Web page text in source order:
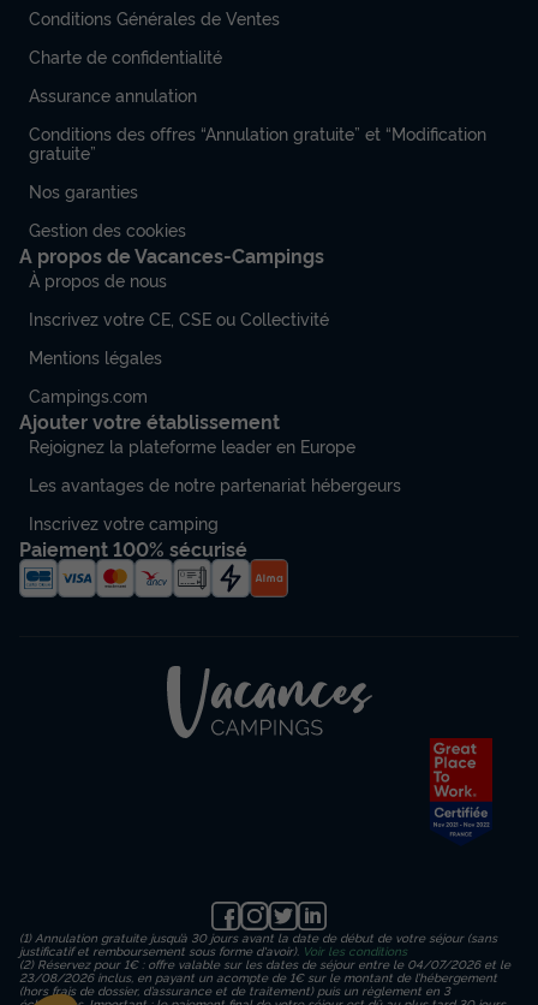
Conditions Générales de Ventes
Charte de confidentialité
Assurance annulation
Conditions des offres “Annulation gratuite” et “Modification
gratuite”
Nos garanties
Gestion des cookies
A propos de Vacances-Campings
À propos de nous
Inscrivez votre CE, CSE ou Collectivité
Mentions légales
Campings.com
Ajouter votre établissement
Rejoignez la plateforme leader en Europe
Les avantages de notre partenariat hébergeurs
Inscrivez votre camping
Paiement 100% sécurisé
(1) Annulation gratuite jusqu’à 30 jours avant la date de début de votre séjour (sans
justificatif et remboursement sous forme d'avoir). Voir les conditions
(2) Réservez pour 1€ : offre valable sur les dates de séjour entre le 04/07/2026 et le
23/08/2026 inclus, en payant un acompte de 1€ sur le montant de l’hébergement
(hors frais de dossier, d’assurance et de traitement) puis un règlement en 3